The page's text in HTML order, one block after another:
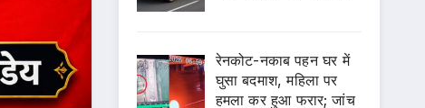
रेनकोट-नकाब पहन घर में
घुसा बदमाश, महिला पर
हमला कर हुआ फरार; जांच